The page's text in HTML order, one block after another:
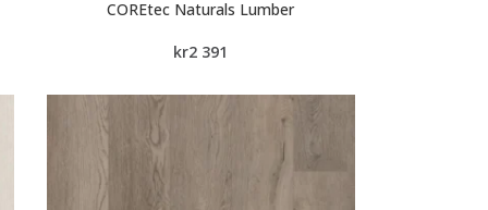
COREtec Naturals Lumber
kr2 391